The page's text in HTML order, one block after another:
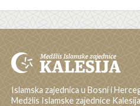
Islamska zajednica u Bosni i
Medžlis Islamske zajednice Kalesija